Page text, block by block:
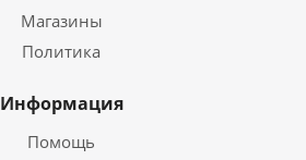
Магазины
Политика
Информация
Помощь